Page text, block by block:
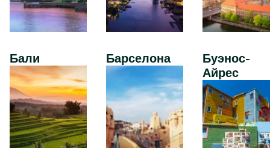
Бали Барселона
Буэнос-
Айрес